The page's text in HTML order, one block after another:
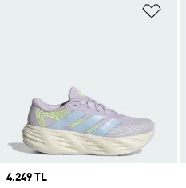
Price
4.249 TL